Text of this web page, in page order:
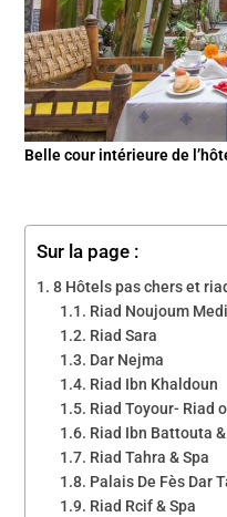
Belle cour intérieure de
Sur la page :
8 Hôtels pas chers et
Riad Noujoum
Riad Sara
Dar Nejma
Riad Ibn Khaldoun
Riad Toyour- Riad
Riad Ibn Battouta &
Riad Tahra & Spa
Palais De Fès Dar
Riad Rcif & Spa